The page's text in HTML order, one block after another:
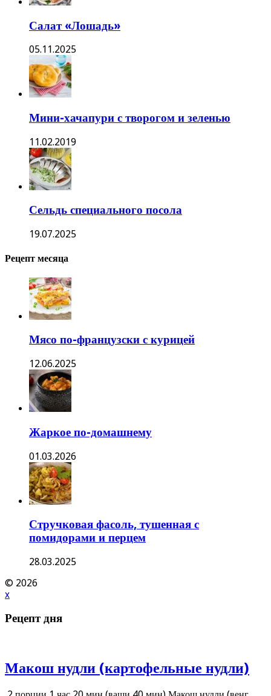
Салат «Лошадь»
05.11.2025
Мини-хачапури с творогом и зеленью
11.02.2019
Сельдь специального посола
19.07.2025
Рецепт месяца
Мясо по-французски с курицей
12.06.2025
Жаркое по-домашнему
01.03.2026
Стручковая фасоль, тушенная с
помидорами и перцем
28.03.2025
© 2026
x
Рецепт дня
Макош нудли (картофельные нудли)